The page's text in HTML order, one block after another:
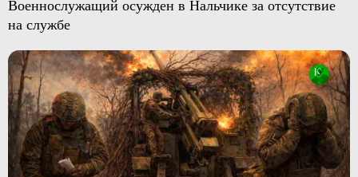
Военнослужащий осужден в Нальчике за отсутствие
на службе